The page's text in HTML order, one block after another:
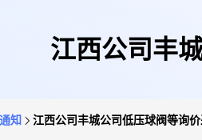
江西公司丰
知 江西公司丰城公司低压球阀等询